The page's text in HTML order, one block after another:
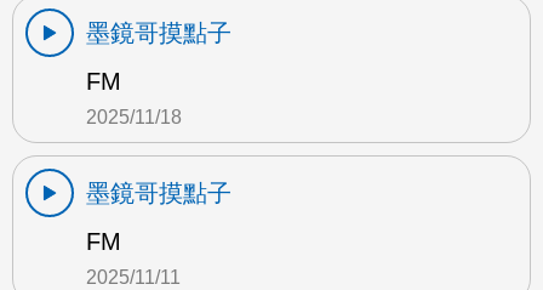
墨鏡哥摸點子
FM
2025/11/18
墨鏡哥摸點子
FM
2025/11/11